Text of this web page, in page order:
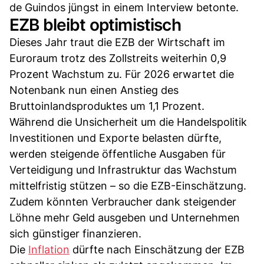
de Guindos jüngst in einem Interview betonte.
EZB bleibt optimistisch
Dieses Jahr traut die EZB der Wirtschaft im
Euroraum trotz des Zollstreits weiterhin 0,9
Prozent Wachstum zu. Für 2026 erwartet die
Notenbank nun einen Anstieg des
Bruttoinlandsproduktes um 1,1 Prozent.
Während die Unsicherheit um die Handelspolitik
Investitionen und Exporte belasten dürfte,
werden steigende öffentliche Ausgaben für
Verteidigung und Infrastruktur das Wachstum
mittelfristig stützen – so die EZB-Einschätzung.
Zudem könnten Verbraucher dank steigender
Löhne mehr Geld ausgeben und Unternehmen
sich günstiger finanzieren.
Die Inflation dürfte nach Einschätzung der EZB